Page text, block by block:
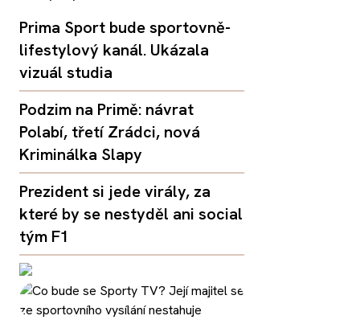
Prima Sport bude sportovně-
lifestylový kanál. Ukázala
vizuál studia
Podzim na Primě: návrat
Polabí, třetí Zrádci, nová
Kriminálka Slapy
Prezident si jede virály, za
které by se nestyděl ani social
tým F1